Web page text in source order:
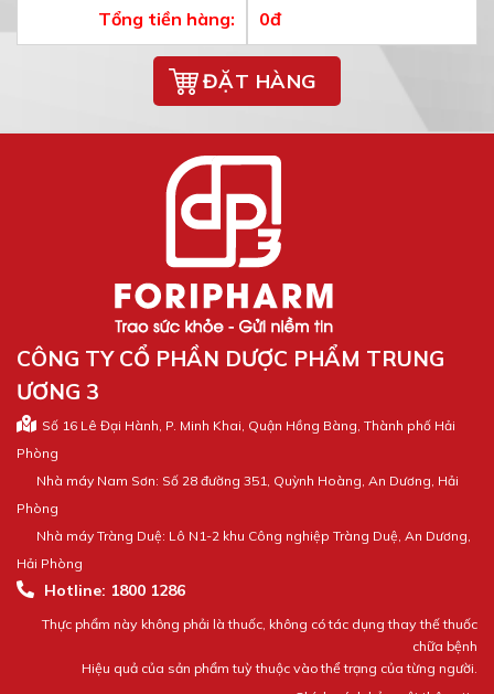
Tổng tiền hàng: 0đ
CÔNG TY CỔ PHẦN DƯỢC PHẨM TRUNG
ƯƠNG 3
Số 16 Lê Đại Hành, P. Minh Khai, Quận Hồng Bàng, Thành phố Hải
Phòng
Nhà máy Nam Sơn: Số 28 đường 351, Quỳnh Hoàng, An Dương, Hải
Phòng
Nhà máy Tràng Duệ: Lô N1-2 khu Công nghiệp Tràng Duệ, An Dương,
Hải Phòng
Hotline: 1800 1286
Thực phẩm này không phải là thuốc, không có tác dụng thay thế thuốc
chữa bệnh
Hiệu quả của sản phẩm tuỳ thuộc vào thể trạng của từng người.